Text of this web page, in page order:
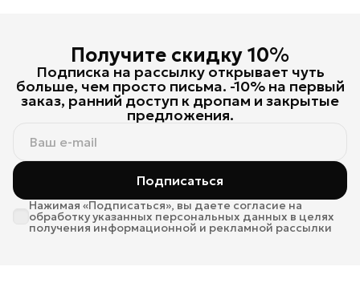
Получите скидку 10%
Подписка на рассылку открывает чуть
больше, чем просто письма. -10% на первый
заказ, ранний доступ к дропам и закрытые
предложения.
Подписаться
Нажимая «Подписаться», вы даете согласие на
обработку указанных персональных данных в целях
получения информационной и рекламной рассылки